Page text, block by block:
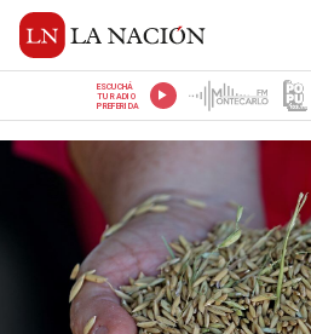
ESCUCHÁ
TU RADIO
PREFERIDA